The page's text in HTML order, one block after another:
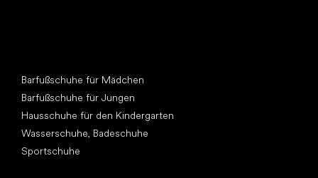
Barfußschuhe für Mädchen
Barfußschuhe für Jungen
Hausschuhe für den Kindergarten
Wasserschuhe, Badeschuhe
Sportschuhe